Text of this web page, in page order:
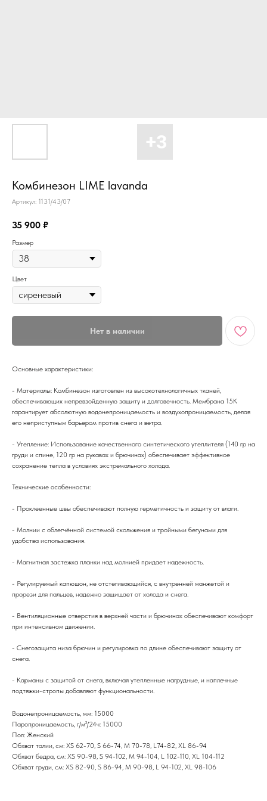
Комбинезон LIME lavanda
Артикул: 1131/43/07
35 900 ₽
Размер
Цвет
Нет в наличии
Основные характеристики:
- Материалы: Комбинезон изготовлен из высокотехнологичных тканей,
обеспечивающих непревзойденную защиту и долговечность. Мембрана 15K
гарантирует абсолютную водонепроницаемость и воздухопроницаемость, делая
его неприступным барьером против снега и ветра.
- Утепление: Использование качественного синтетического утеплителя (140 гр на
груди и спине, 120 гр на рукавах и брючинах) обеспечивает эффективное
сохранение тепла в условиях экстремального холода.
Технические особенности:
- Проклеенные швы обеспечивают полную герметичность и защиту от влаги.
- Молнии с облегчённой системой скольжения и тройными бегунами для
удобства использования.
- Магнитная застежка планки над молнией придает надежность.
- Регулируемый капюшон, не отстегивающийся, с внутренней манжетой и
прорези для пальцев, надежно защищает от холода и снега.
- Вентиляционные отверстия в верхней части и брючинах обеспечивают комфорт
при интенсивном движении.
- Снегозащита низа брючин и регулировка по длине обеспечивают защиту от
снега.
- Карманы с защитой от снега, включая утепленные нагрудные, и наплечные
подтяжки-стропы добавляют функциональности.
Водонепроницаемость, мм: 15000
Паропроницаемость, г/м²/24ч: 15000
Пол: Женский
Обхват талии, см: XS 62-70, S 66-74, M 70-78, L74-82, XL 86-94
Обхват бедра, см: XS 90-98, S 94-102, M 94-104, L 102-110, XL 104-112
Обхват груди, см: XS 82-90, S 86-94, M 90-98, L 94-102, XL 98-106